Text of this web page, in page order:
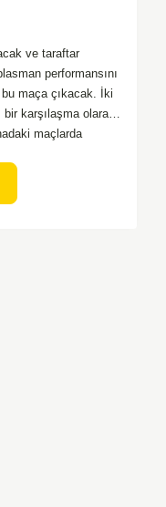
ve taraftar
performansını
maça çıkacak. İki
karşılaşma olarak
maçlarda
anlamında her iki